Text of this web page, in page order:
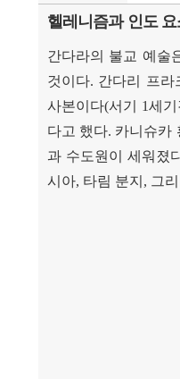
헬레니즘과 인도
간다라의 불교 예술
것이다. 간다리 프라
사본이다(서기 1세기
다고 했다. 카니슈카
과 수도원이 세워졌
시아, 타림 분지 , 그